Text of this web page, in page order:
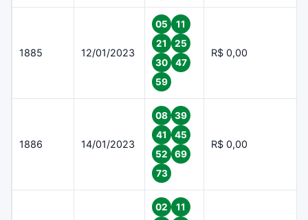
1885 12/01/2023
05
11
21
25
30
47
59
R$ 0,00
1886 14/01/2023
08
39
41
45
52
69
73
R$ 0,00
02
11